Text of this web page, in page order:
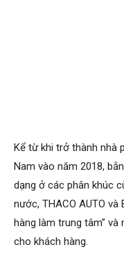
Kể từ khi trở thành nhà
Nam vào năm 2018,
dạng ở các phân khúc
nước, THACO AUTO và
hàng làm trung tâm”
cho khách hàng.